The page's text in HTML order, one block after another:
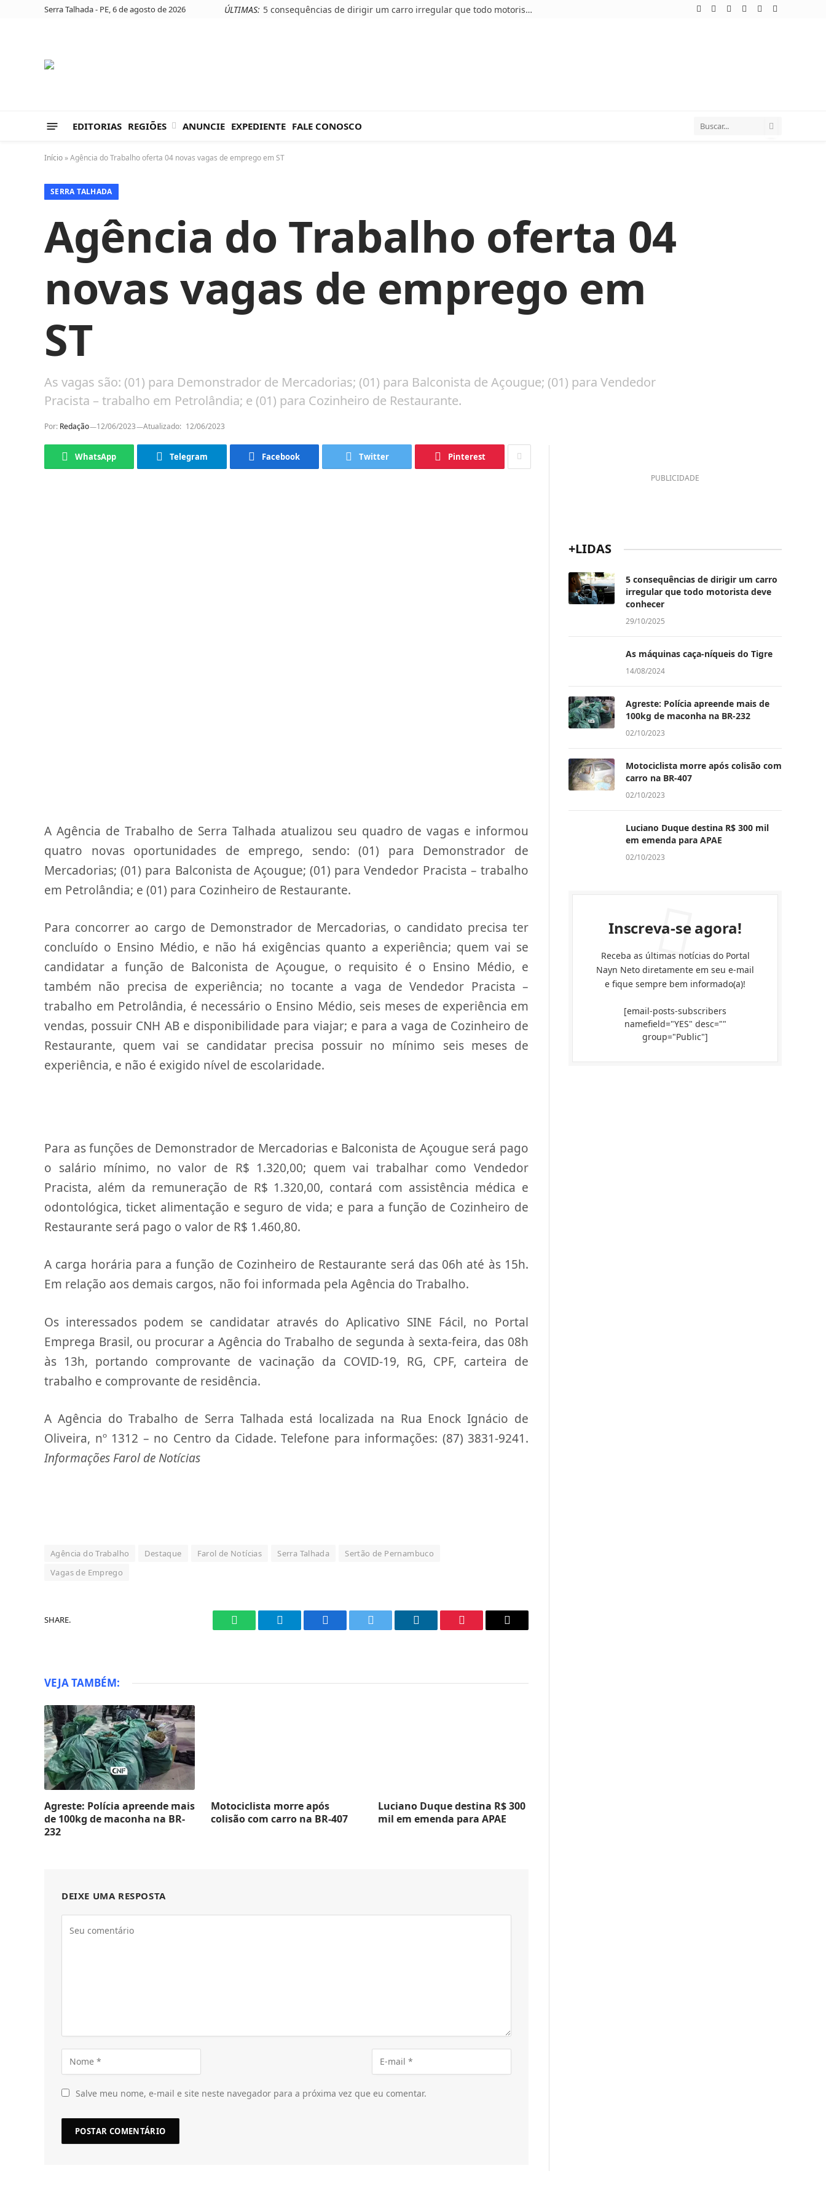
Serra Talhada - PE, 6 de agosto de 2026 ÚLTIMAS: 5 consequências de dirigir um carro irregular que todo motorista deve conhecer WhatsApp
Telegram
TikTokFacebook
TwitterInstagram
EDITORIAS REGIÕES ANUNCIE EXPEDIENTE FALE CONOSCO
Início »Agência do Trabalho oferta 04 novas vagas de emprego em ST
SERRA TALHADA
Agência do Trabalho oferta 04
novas vagas de emprego em
ST
As vagas são: (01) para Demonstrador de Mercadorias; (01) para Balconista de Açougue; (01) para Vendedor
Pracista – trabalho em Petrolândia; e (01) para Cozinheiro de Restaurante.
Por: Redação 12/06/2023 Atualizado: 12/06/2023
WhatsApp Telegram Facebook Twitter Pinterest
A Agência de Trabalho de Serra Talhada atualizou seu quadro de vagas e informou
quatro novas oportunidades de emprego, sendo: (01) para Demonstrador de
Mercadorias; (01) para Balconista de Açougue; (01) para Vendedor Pracista – trabalho
em Petrolândia; e (01) para Cozinheiro de Restaurante.
Para concorrer ao cargo de Demonstrador de Mercadorias, o candidato precisa ter
concluído o Ensino Médio, e não há exigências quanto a experiência; quem vai se
candidatar a função de Balconista de Açougue, o requisito é o Ensino Médio, e
também não precisa de experiência; no tocante a vaga de Vendedor Pracista –
trabalho em Petrolândia, é necessário o Ensino Médio, seis meses de experiência em
vendas, possuir CNH AB e disponibilidade para viajar; e para a vaga de Cozinheiro de
Restaurante, quem vai se candidatar precisa possuir no mínimo seis meses de
experiência, e não é exigido nível de escolaridade.
Para as funções de Demonstrador de Mercadorias e Balconista de Açougue será pago
o salário mínimo, no valor de R$ 1.320,00; quem vai trabalhar como Vendedor
Pracista, além da remuneração de R$ 1.320,00, contará com assistência médica e
odontológica, ticket alimentação e seguro de vida; e para a função de Cozinheiro de
Restaurante será pago o valor de R$ 1.460,80.
A carga horária para a função de Cozinheiro de Restaurante será das 06h até às 15h.
Em relação aos demais cargos, não foi informada pela Agência do Trabalho.
Os interessados podem se candidatar através do Aplicativo SINE Fácil, no Portal
Emprega Brasil, ou procurar a Agência do Trabalho de segunda à sexta-feira, das 08h
às 13h, portando comprovante de vacinação da COVID-19, RG, CPF, carteira de
trabalho e comprovante de residência.
A Agência do Trabalho de Serra Talhada está localizada na Rua Enock Ignácio de
Oliveira, nº 1312 – no Centro da Cidade. Telefone para informações: (87) 3831-9241.
Informações Farol de Notícias
Agência do Trabalho Destaque Farol de Notícias Serra Talhada
Sertão de Pernambuco
Vagas de Emprego
SHARE.
WhatsAppTelegram Facebook Twitter LinkedIn Pinterest Email
VEJA TAMBÉM:
Agreste: Polícia apreende mais
de 100kg de maconha na BR-
232
Motociclista morre após
colisão com carro na BR-407
Luciano Duque destina R$ 300
mil em emenda para APAE
DEIXE UMA RESPOSTA
Salve meu nome, e-mail e site neste navegador para a próxima vez que eu comentar.
PUBLICIDADE
+LIDAS
5 consequências de dirigir um carro
irregular que todo motorista deve
conhecer
29/10/2025
As máquinas caça-níqueis do Tigre
14/08/2024
Agreste: Polícia apreende mais de
100kg de maconha na BR-232
02/10/2023
Motociclista morre após colisão com
carro na BR-407
02/10/2023
Luciano Duque destina R$ 300 mil
em emenda para APAE
02/10/2023
Inscreva-se agora!
Receba as últimas notícias do Portal
Nayn Neto diretamente em seu e-mail
e fique sempre bem informado(a)!
[email-posts-subscribers
namefield="YES" desc=""
group="Public"]